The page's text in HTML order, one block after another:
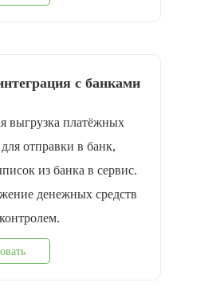
с банками
выгрузка платёжных
отправки в банк,
из банка в сервис.
денежных средств